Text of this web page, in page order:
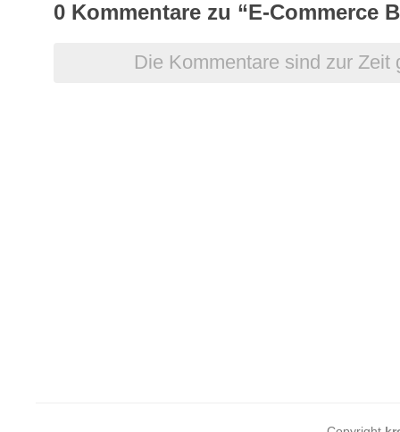
0 Kommentare zu “E-Commerce
Die Kommentare sind zur Zeit